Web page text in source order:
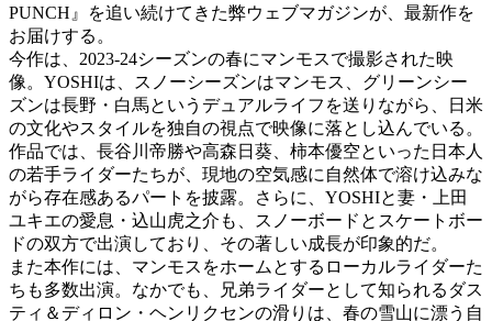
PUNCH』を追い続けてきた弊ウェブマガジンが、最新作を
お届けする。
今作は、2023-24シーズンの春にマンモスで撮影された映
像。YOSHIは、スノーシーズンはマンモス、グリーンシー
ズンは長野・白馬というデュアルライフを送りながら、日米
の文化やスタイルを独自の視点で映像に落とし込んでいる。
作品では、長谷川帝勝や高森日葵、柿本優空といった日本人
の若手ライダーたちが、現地の空気感に自然体で溶け込みな
がら存在感あるパートを披露。さらに、YOSHIと妻・上田
ユキエの愛息・込山虎之介も、スノーボードとスケートボー
ドの双方で出演しており、その著しい成長が印象的だ。
また本作には、マンモスをホームとするローカルライダーた
ちも多数出演。なかでも、兄弟ライダーとして知られるダス
ティ＆ディロン・ヘンリクセンの滑りは、春の雪山に漂う自